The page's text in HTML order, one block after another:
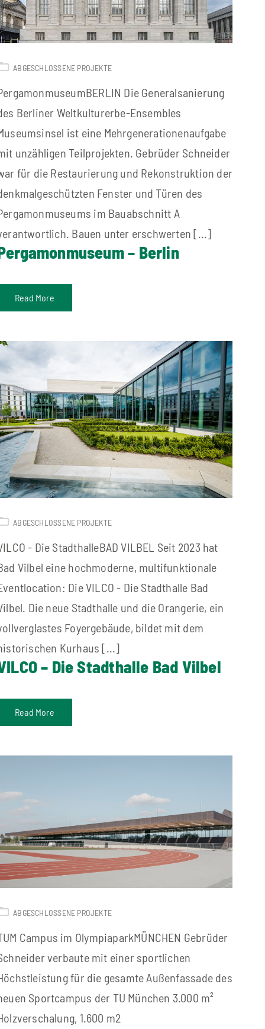
ABGESCHLOSSENE PROJEKTE
Die Generalsanierung
Berliner Weltkulturerbe-Ensembles
ist eine Mehrgenerationenaufgabe
unzähligen Teilprojekten. Gebrüder Schneider
für die Restaurierung und Rekonstruktion der
Fenster und Türen des
im Bauabschnitt A
Bauen unter erschwerten [...]
– Berlin
Read More
ABGESCHLOSSENE PROJEKTE
- Die StadthalleBAD VILBEL Seit 2023 hat
Vilbel eine hochmoderne, multifunktionale
Die VILCO - Die Stadthalle Bad
Die neue Stadthalle und die Orangerie, ein
Foyergebäude, bildet mit dem
Kurhaus [...]
– Die Stadthalle Bad Vilbel
Read More
ABGESCHLOSSENE PROJEKTE
Campus im OlympiaparkMÜNCHEN Gebrüder
verbaute mit einer sportlichen
für die gesamte Außenfassade des
Sportcampus der TU München 3.000 m²
1.600 m2